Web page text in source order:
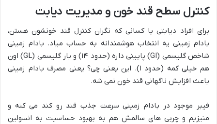
کنترل سطح قند خون و مدیریت دیابت
برای افراد دیابتی یا کسانی که نگران کنترل قند خونشون هستن،
بادام زمینی یه انتخاب هوشمندانه به حساب میاد. بادام زمینی
شاخص گلیسمی (GI) پایینی داره (حدود ۱۴) و بار گلیسمی (GL) اون
هم خیلی کمه (حدود ۱). این یعنی چی؟ یعنی مصرف بادام زمینی
باعث افزایش ناگهانی قند خون نمی شه.
فیبر موجود در بادام زمینی سرعت جذب قند رو کند می کنه و
منیزیم و چربی های سالمش هم به بهبود حساسیت به انسولین